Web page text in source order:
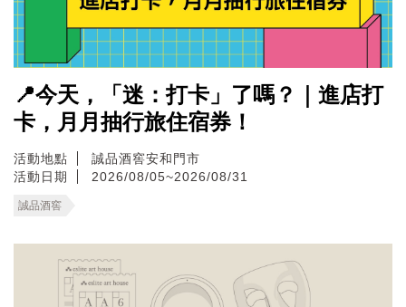
📍今天，「迷：打卡」了嗎？｜進店打
卡，月月抽行旅住宿券！
活動地點
誠品酒窖安和門市
活動日期
2026/08/05~2026/08/31
誠品酒窖